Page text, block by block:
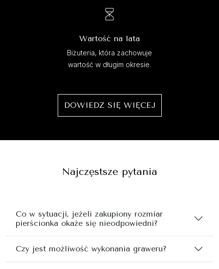
Wartość na lata
Biżuteria, która zachowuje
wartość w długim okresie.
DOWIEDZ SIĘ WIĘCEJ
Najczęstsze pytania
Co w sytuacji, jeżeli zakupiony rozmiar
pierścionka okaże się nieodpowiedni?
Czy jest możliwość wykonania graweru?